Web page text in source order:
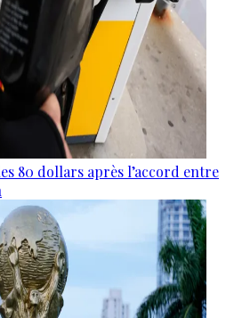
80 dollars après l’accord entre